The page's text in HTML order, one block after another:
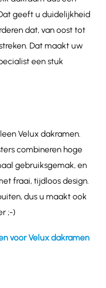
geeft u duidelijkheid
dat, van oost tot
Dat maakt uw
een stuk
Velux dakramen.
combineren hoge
gebruiksgemak, en
fraai, tijdloos design.
dus u maakt ook
;-)
voor Velux dakramen